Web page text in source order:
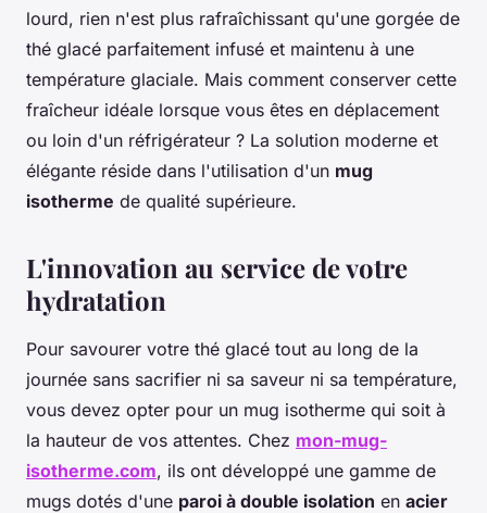
lourd, rien n'est plus rafraîchissant qu'une gorgée de
thé glacé parfaitement infusé et maintenu à une
température glaciale. Mais comment conserver cette
fraîcheur idéale lorsque vous êtes en déplacement
ou loin d'un réfrigérateur ? La solution moderne et
élégante réside dans l'utilisation d'un mug
isotherme de qualité supérieure.
L'innovation au service de votre
hydratation
Pour savourer votre thé glacé tout au long de la
journée sans sacrifier ni sa saveur ni sa température,
vous devez opter pour un mug isotherme qui soit à
la hauteur de vos attentes. Chez mon-mug-
isotherme.com, ils ont développé une gamme de
mugs dotés d'une paroi à double isolation en acier